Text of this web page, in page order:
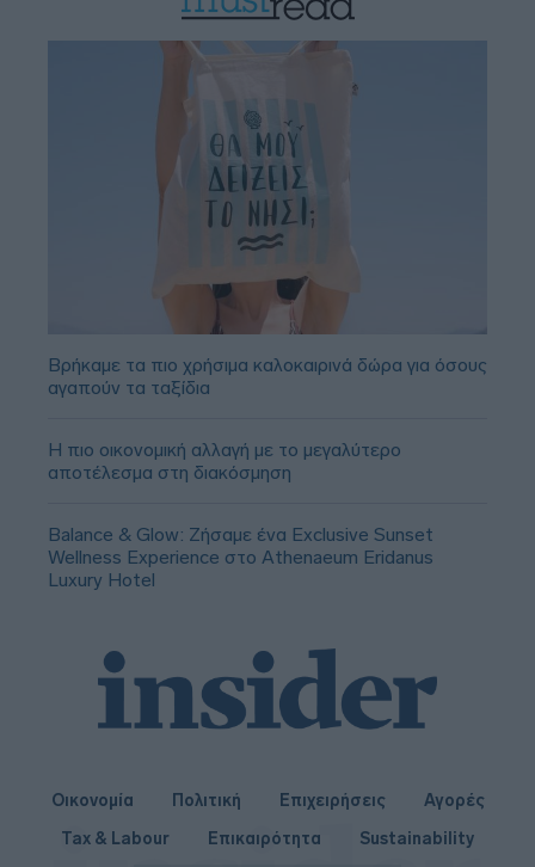
Βρήκαμε τα πιο χρήσιμα καλοκαιρινά δώρα για όσους
αγαπούν τα ταξίδια
Η πιο οικονομική αλλαγή με το μεγαλύτερο
αποτέλεσμα στη διακόσμηση
Balance & Glow: Ζήσαμε ένα Exclusive Sunset
Wellness Experience στο Athenaeum Eridanus
Luxury Hotel
Οικονομία Πολιτική Επιχειρήσεις
Αγορές
Tax & Labour
Επικαιρότητα Sustainability